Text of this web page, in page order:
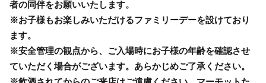
者の同伴をお願いいたします。
※お子様もお楽しみいただけるファミリーデーを設けており
ます。
※安全管理の観点から、ご入場時にお子様の年齢を確認させ
ていただく場合がございます。あらかじめご了承ください。